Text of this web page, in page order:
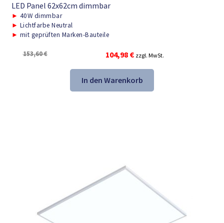
LED Panel 62x62cm dimmbar
► 40W dimmbar
► Lichtfarbe Neutral
► mit geprüften Marken-Bauteile
153,60€
Ursprünglicher
Preis
war:
153,60 €
104,98 €Aktueller
Preis
ist:
104,98 €.
zzgl. MwSt.
In den Warenkorb